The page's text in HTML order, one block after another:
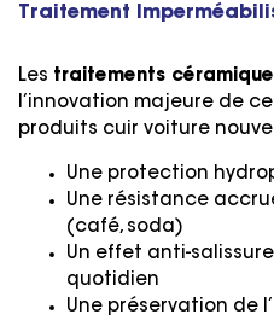
Traitement
Les traitements
l’innovation majeure de
produits cuir voiture
Une protection
Une résistance
(café, soda)
Un effet anti-
quotidien
Une préservation de